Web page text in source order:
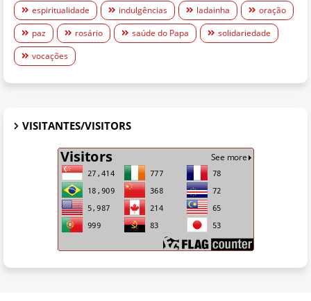
espiritualidade
indulgências ladainha
oração
paz
rosário saúde do Papa
solidariedade
vocações
VISITANTES/VISITORS